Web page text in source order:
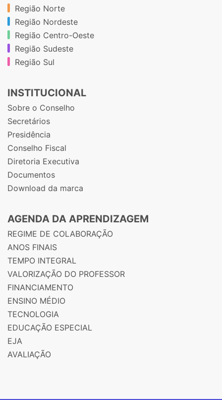
Região Norte
Região Nordeste
Região Centro-Oeste
Região Sudeste
Região Sul
INSTITUCIONAL
Sobre o Conselho
Secretários
Presidência
Conselho Fiscal
Diretoria Executiva
Documentos
Download da marca
AGENDA DA APRENDIZAGEM
REGIME DE COLABORAÇÃO
ANOS FINAIS
TEMPO INTEGRAL
VALORIZAÇÃO DO PROFESSOR
FINANCIAMENTO
ENSINO MÉDIO
TECNOLOGIA
EDUCAÇÃO ESPECIAL
EJA
AVALIAÇÃO